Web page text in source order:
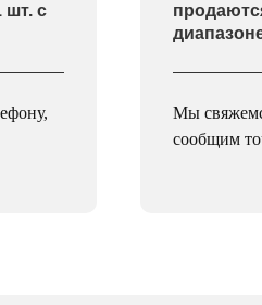
шт. с
Мы
сообщим